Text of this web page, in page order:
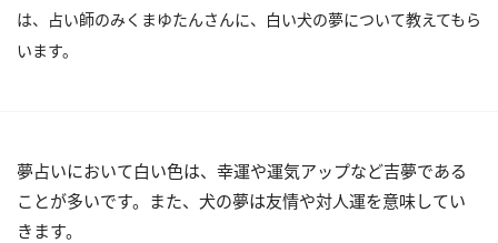
は、占い師のみくまゆたんさんに、白い犬の夢について教えてもら
います。
夢占いにおいて白い色は、幸運や運気アップなど吉夢である
ことが多いです。また、犬の夢は友情や対人運を意味してい
きます。